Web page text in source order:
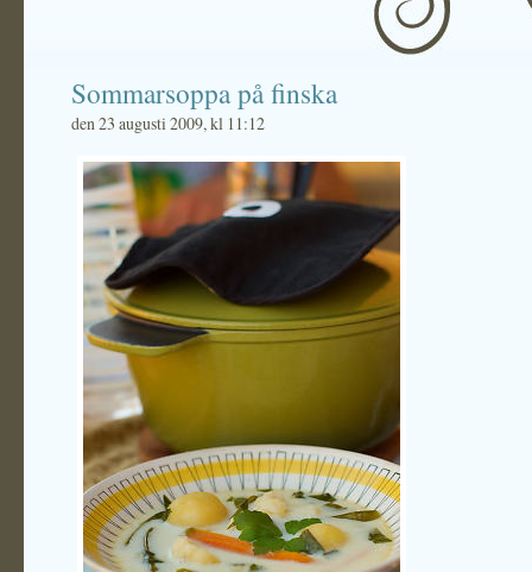
Sommarsoppa på finska
den 23 augusti 2009, kl 11:12